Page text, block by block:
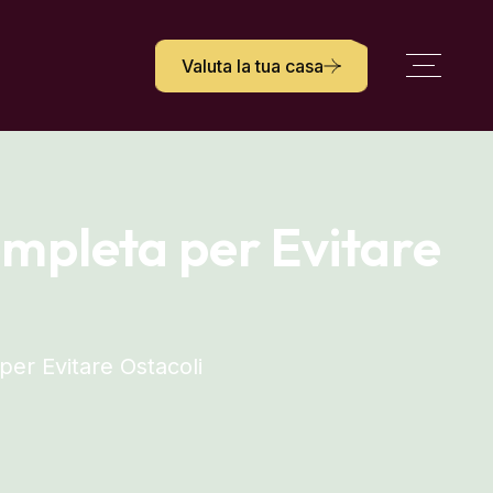
Valuta la tua casa
per Evitare
Evitare Ostacoli